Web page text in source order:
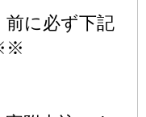
に必ず下記